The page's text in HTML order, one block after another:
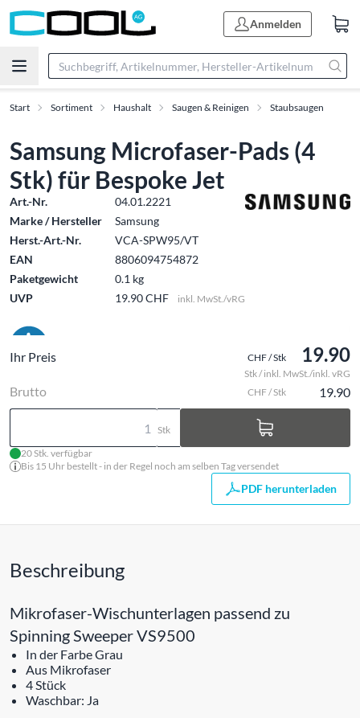
Anmelden
Start Sortiment Haushalt Saugen & Reinigen Staubsaugen
Samsung Microfaser-Pads (4
Stk) für Bespoke Jet
Art.-Nr.
04.01.2221
Marke / Hersteller
Samsung
Herst.-Art.-Nr.
VCA-SPW95/VT
EAN
8806094754872
Paketgewicht
0.1 kg
UVP
19.90 CHF inkl. MwSt./vRG
Ihr Preis CHF / Stk 19.90
Stk / inkl. MwSt./inkl. vRG
Brutto CHF / Stk 19.90
Stk
20 Stk. verfügbar
Bis 15 Uhr bestellt - in der Regel noch am selben Tag versendet
PDF herunterladen
Beschreibung
Mikrofaser-Wischunterlagen passend zu
Spinning Sweeper VS9500
In der Farbe Grau
Aus Mikrofaser
4 Stück
Waschbar: Ja